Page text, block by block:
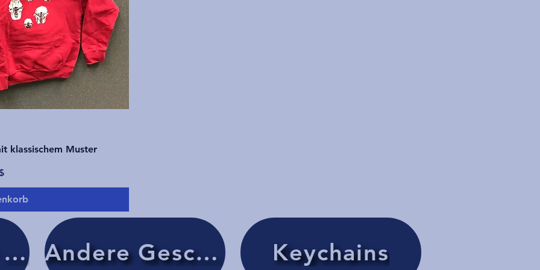
klassischem Muster
Kleidung für Erwachsene Andere Geschenke Keychains